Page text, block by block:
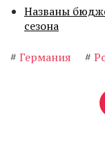
Названы
сезона
# Германия #